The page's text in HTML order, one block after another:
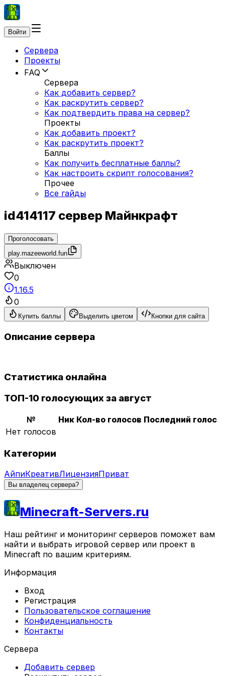
Войти
Сервера
Проекты
FAQ
Сервера
Как добавить сервер?
Как раскрутить сервер?
Как подтвердить права на сервер?
Проекты
Как добавить проект?
Как раскрутить проект?
Баллы
Как получить бесплатные баллы?
Как настроить скрипт голосования?
Прочее
Все гайды
id414117 сервер Майнкрафт
Проголосовать
play.mazeeworld.fun
Выключен
0
1.16.5
0
Купить баллы Выделить цветом Кнопки для сайта
Описание сервера
Статистика онлайна
ТОП-10 голосующих за август
№ Ник Кол-во голосов Последний голос
Нет голосов
Категории
АйпиКреативЛицензияПриват
Вы владелец сервера?
Minecraft-Servers.ru
Наш рейтинг и мониторинг серверов поможет вам
найти и выбрать игровой сервер или проект в
Minecraft по вашим критериям.
Информация
Вход
Регистрация
Пользовательское соглашение
Конфиденциальность
Контакты
Сервера
Добавить сервер